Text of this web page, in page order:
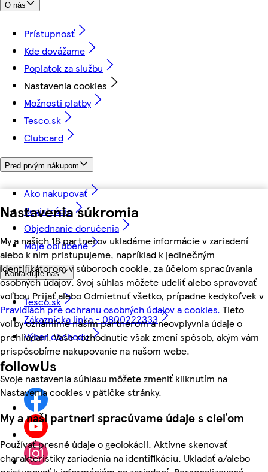
Nastavenia súkromia
My a našich 18 partnerov ukladáme informácie v zariadení
alebo k nim pristupujeme, napríklad k jedinečným
identifikátorom v súboroch cookie, za účelom spracúvania
osobných údajov. Svoj súhlas môžete udeliť alebo spravovať
voľbou Prijať alebo Odmietnuť všetko, prípadne kedykoľvek v
Pravidlách pre ochranu osobných údajov a cookies. Tieto
voľby oznámime našim partnerom a neovplyvnia údaje o
prehliadaní. Vaše rozhodnutie však zmení spôsob, akým vám
prispôsobíme nakupovanie na našom webe.
Svoje nastavenia súhlasu môžete zmeniť kliknutím na
Nastavenia cookies v pätičke stránky.
My a naši partneri spracúvame údaje s cieľom
Používať presné údaje o geolokácii. Aktívne skenovať
charakteristiky zariadenia na identifikáciu. Ukladať a/alebo
O nás
Prístupnosť
Kde dovážame
Poplatok za službu
Nastavenia cookies
Možnosti platby
Tesco.sk
Clubcard
Pred prvým nákupom
Ako nakupovať
Registrácia
Objednanie doručenia
Moje obľúbené
Kontaktujte nás
Tesco.sk
Zákaznícka linka - 0800222333
Výber obchodu
followUs